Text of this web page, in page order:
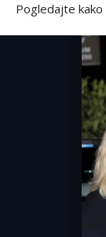
Pogledajte kako